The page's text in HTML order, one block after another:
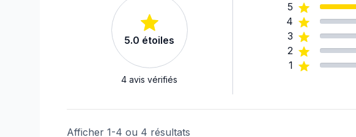
Aménagement Paysager - Tourbe
Aménagement Paysager - Transport
5.0 étoiles
4 avis vérifiés
5
4
3
2
1
Afficher 1-4 ou 4 résultats